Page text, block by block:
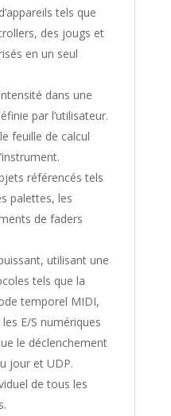
tels que
des jougs et
en un seul
dans une
par l’utilisateur.
feuille de calcul
référencés tels
palettes, les
de faders
utilisant une
tels que la
temporel MIDI,
E/S numériques
le déclenchement
jour et UDP.
de tous les